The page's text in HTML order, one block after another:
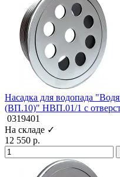
Насадка для водопада
(ВП.10)" НВП.01/1 с
0319401
На складе ✓
12 550 р.